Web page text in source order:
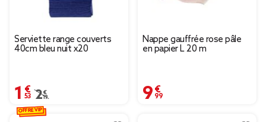
Serviette range couverts
40cm bleu nuit x20
1,53 €
Prix remisé de 2,19 € à 1,53 €
2,19 €
Nappe gauffrée rose pâle
en papier L 20 m
9,99 €
OFFRE VIP